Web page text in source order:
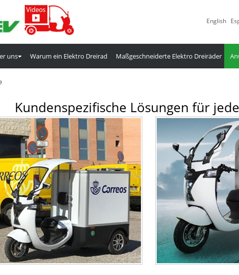
English
uns Warum ein Elektro Dreirad Maßgeschneiderte Elektro Dreiräder
Kundenspezifische Lösungen für